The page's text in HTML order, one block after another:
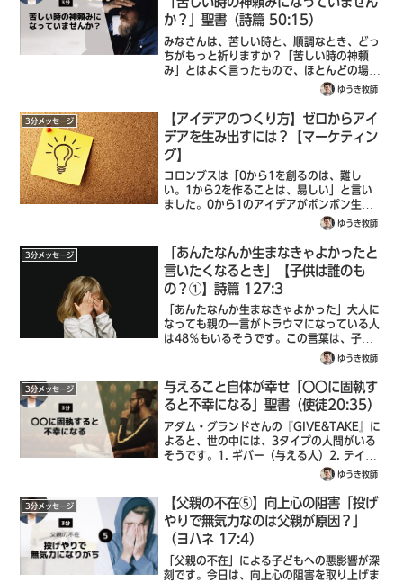
か？」聖書（詩篇 50:15）
みなさんは、苦しい時と、順調なとき、どっ
ちがもっと祈りますか？「苦しい時の神頼
み」とはよく言ったもので、ほとんどの場
合、苦しいときに祈ることが多いのではない
でしょうか？それっていいんでしょうか？な
んか、困ったときだけ利用しているようにも
思え...
ゆうき牧師
3分メッセージ
【アイデアのつくり方】ゼロからアイ
デアを生み出すには？【マーケティン
グ】
コロンブスは「0から1を創るのは、難し
い。1から2を作ることは、易しい」と言い
ました。0から1のアイデアがポンポン生ま
れたらビジネスが成功しそうですが、本当に
それは可能なのでしょうか？聖書は少し違う
視点を与えてくれます。「これを見よ。これ
は...
ゆうき牧師
3分メッセージ
「あんたなんか生まなきゃよかったと
言いたくなるとき」【子供は誰のも
の？①】詩篇 127:3
「あんたなんか生まなきゃよかった」大人に
なっても親の一言がトラウマになっている人
は48％もいるそうです。この言葉は、子供
の存在を全否定する言葉だからです。見よ、
子どもたちは主の賜物、胎の実は報酬。聖書
（詩篇 127:3）主の賜物とは、神様か...
ゆうき牧師
3分メッセージ
与えること自体が幸せ「〇〇に固執す
ると不幸になる」聖書（使徒20:35）
アダム・グランドさんの『GIVE&TAKE』に
よると、世の中には、3タイプの人間がいる
そうです。1. ギバー（与える人）2. テイカ
ー（受け取る人/奪う人）3. マッチャー（バ
ランスをとる人）この本の結論は、長期的に
は、ギバー「与える人」こ...
ゆうき牧師
3分メッセージ
【父親の不在⑤】向上心の阻害「投げ
やりで無気力なのは父親が原因？」
（ヨハネ 17:4）
「父親の不在」による子どもへの悪影響が深
刻です。今日は、向上心の阻害を取り上げま